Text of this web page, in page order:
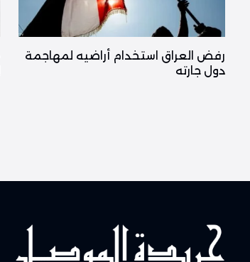
رفض العراق استخدام أراضيه لمهاجمة
دول جارته